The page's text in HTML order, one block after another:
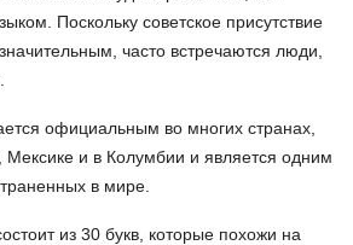
Поскольку советское присутствие
часто встречаются люди,
официальным во многих странах,
и в Колумбии и является одним
в мире.
из 30 букв, которые похожи на